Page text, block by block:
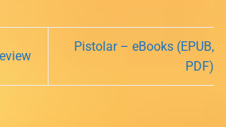
Pistolar – eBooks (EPUB,
PDF)